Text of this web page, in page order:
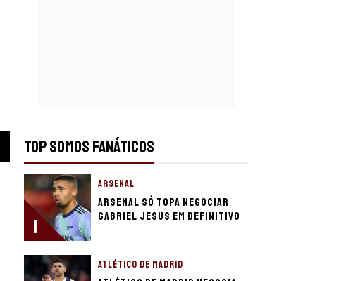
TOP SOMOS FANÁTICOS
1
ARSENAL
Arsenal só topa negociar
Gabriel Jesus em definitivo
ATLÉTICO DE MADRID